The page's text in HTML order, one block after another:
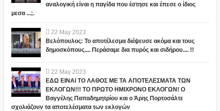
αναλογική είναι η παγίδα που έστησε και έπεσε ο ίδιος
μεσα ...;.
22 May 2023
Βελόπουλος: Το αποτέλεσμα διέψευσε ακόμα και τους
δημοσκόπους.... Περάσαμε δια πυρός και σιδήρου.... !!
22 May 2023
ΕΔΩ ΕΙΝΑΙ ΤΟ ΛΑΘΟΣ ΜΕ ΤΑ ΑΠΟΤΕΛΕΣΜΑΤΑ ΤΩΝ
ΕΚΛΟΓΩΝ!!! ΤΟ ΠΡΩΤΟ ΗΜΙΧΡΟΝΟ ΕΚΛΟΓΩΝ! Ο
Βαγγέλης Παπαδημητρίου και ο Άρης Πορτοσάλτε
σχολιάζουν τα αποτελέσματα των εκλογών